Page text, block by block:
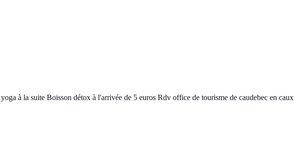
à la suite Boisson détox à l'arrivée de 5 euros Rdv office de tourisme de caudebec en caux